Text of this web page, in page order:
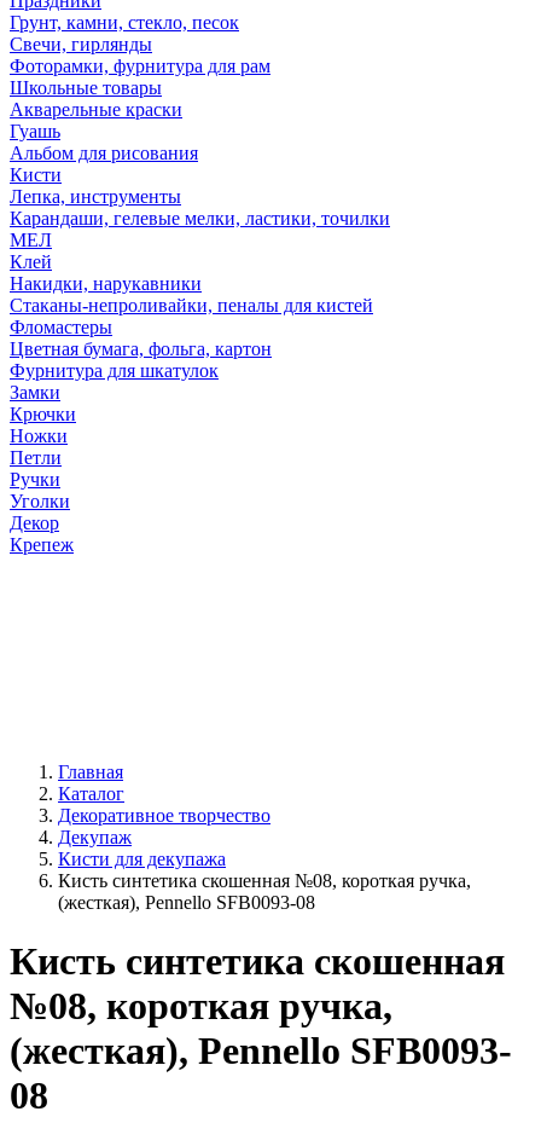
Грунт, камни, стекло, песок
Свечи, гирлянды
Фоторамки, фурнитура для рам
Школьные товары
Акварельные краски
Гуашь
Альбом для рисования
Кисти
Лепка, инструменты
Карандаши, гелевые мелки, ластики, точилки
МЕЛ
Клей
Накидки, нарукавники
Стаканы-непроливайки, пеналы для кистей
Фломастеры
Цветная бумага, фольга, картон
Фурнитура для шкатулок
Замки
Крючки
Ножки
Петли
Ручки
Уголки
Декор
Крепеж
Главная
Каталог
Декоративное творчество
Декупаж
Кисти для декупажа
Кисть синтетика скошенная №08, короткая ручка,
(жесткая), Pennello SFB0093-08
Кисть синтетика скошенная
№08, короткая ручка,
(жесткая), Pennello SFB0093-
08